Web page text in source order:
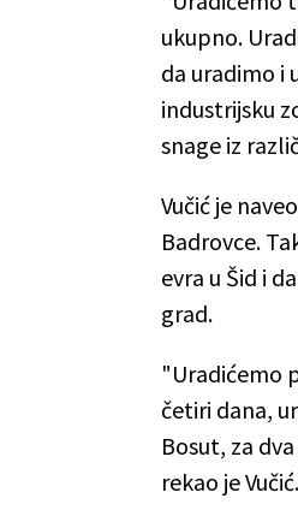
ukupno.
da uradimo i
industrijsku
snage iz
Vučić je
Badrovce.
evra u Šid i
grad.
"Uradićemo
četiri dana,
Bosut, za
rekao je Vučić.